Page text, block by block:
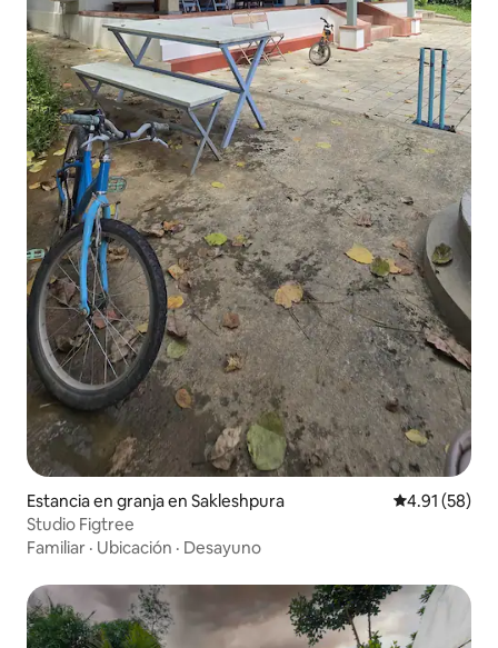
Estancia en granja en Sakleshpura Calificación
4.91 (58)
Studio Figtree
Familiar · Ubicación · Desayuno